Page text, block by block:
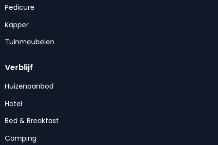
Pedicure
Kapper
Tuinmeubelen
Verblijf
Huizenaanbod
Hotel
Bed & Breakfast
Camping